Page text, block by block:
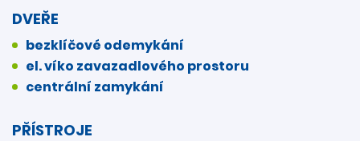
DVEŘE
bezklíčové odemykání
el. víko zavazadlového prostoru
centrální zamykání
PŘÍSTROJE